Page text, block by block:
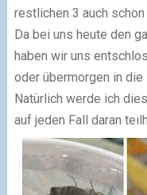
restlichen 3 auch schon
Da bei uns heute den
haben wir uns
oder übermorgen in
Natürlich werde ich
auf jeden Fall daran